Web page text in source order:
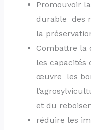
Promouvoir
durable des
la
Combattre la
les capacités
œuvre les
et du
réduire les